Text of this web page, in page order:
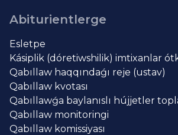
Abiturientlerge
Esletpe
Kásiplik (dóretiwshilik) imtixanlar
Qabıllaw haqqındaǵı reje (ustav)
Qabıllaw kvotası
Qabıllawǵa baylanıslı hújjetler
Qabıllaw monitoringi
Qabıllaw komissiyası